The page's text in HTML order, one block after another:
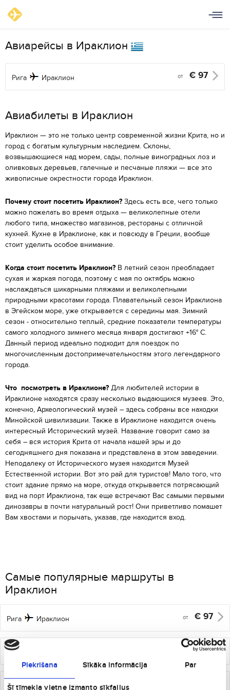
Piekrišana Sīkāka informācija Par
Šī tīmekļa vietne izmanto sīkfailus
Авиарейсы в Ираклион
Рига Ираклион от € 97
Aвиабилеты в Ираклион
Ираклион — это не только центр современной жизни Крита, но и
город с богатым культурным наследием. Склоны,
возвышающиеся над морем, сады, полные виноградных лоз и
оливковых деревьев, галечные и песчаные пляжи — все это
живописные окрестности города Ираклион.
Почему стоит посетить Ираклион? Здесь есть все, чего только
можно пожелать во время отдыха — великолепные отели
любого типа, множество магазинов, рестораны с отличной
кухней. Кухне в Ираклионе, как и повсюду в Греции, вообще
стоит уделить особое внимание.
Когда стоит посетить Ираклион? В летний сезон преобладает
сухая и жаркая погода, поэтому с мая по октябрь можно
наслаждаться шикарными пляжами и великолепными
природными красотами города. Плавательный сезон Ираклиона
в Эгейском море, уже открывается с середины мая. Зимний
сезон - относительно теплый, средние показатели температуры
самого холодного зимнего месяца января достигают +16° C.
Данный период идеально подходит для поездок по
многочисленным достопримечательностям этого легендарного
города.
Что посмотреть в Ираклионе? Для любителей истории в
Ираклионе находятся сразу несколько выдающихся музеев. Это,
конечно, Археологический музей – здесь собраны все находки
Минойской цивилизации. Также в Ираклионе находится очень
интересный Исторический музей. Название говорит само за
себя – вся история Крита от начала нашей эры и до
сегодняшнего дня показана и представлена в этом заведении.
Неподалеку от Исторического музея находится Музей
Естественной истории. Вот это рай для туристов! Мало того, что
стоит здание прямо на море, откуда открывается потрясающий
вид на порт Ираклиона, так еще встречают Вас самыми первыми
динозавры в почти натуральный рост! Они приветливо помашет
Вам хвостами и порычать, указав, где находится вход.
Самые популярные маршруты в
Ираклион
Рига Ираклион от € 97
Салоники € 73
Вильнюс Ираклион